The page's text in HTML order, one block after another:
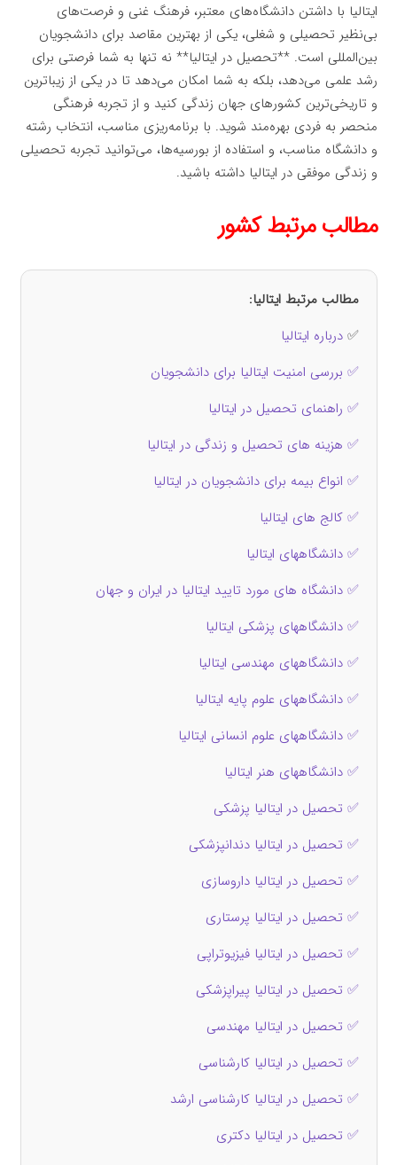
ایتالیا با داشتن دانشگاه‌های معتبر، فرهنگ غنی و فرصت‌های
بی‌نظیر تحصیلی و شغلی، یکی از بهترین مقاصد برای دانشجویان
بین‌المللی است. **تحصیل در ایتالیا** نه تنها به شما فرصتی برای
رشد علمی می‌دهد، بلکه به شما امکان می‌دهد تا در یکی از زیباترین
و تاریخی‌ترین کشورهای جهان زندگی کنید و از تجربه فرهنگی
منحصر به فردی بهره‌مند شوید. با برنامه‌ریزی مناسب، انتخاب رشته
و دانشگاه مناسب، و استفاده از بورسیه‌ها، می‌توانید تجربه تحصیلی
و زندگی موفقی در ایتالیا داشته باشید.
مطالب مرتبط کشور
مطالب مرتبط ایتالیا:
✅درباره ایتالیا
✅ بررسی امنیت ایتالیا برای دانشجویان
✅ راهنمای تحصیل در ایتالیا
✅ هزینه‌ های تحصیل و زندگی در ایتالیا
✅ انواع بیمه برای دانشجویان در ایتالیا
✅ کالج های ایتالیا
✅ دانشگاههای ایتالیا
✅ دانشگاه های مورد تایید ایتالیا در ایران و جهان
✅ دانشگاههای پزشکی ایتالیا
✅ دانشگاههای مهندسی ایتالیا
✅ دانشگاههای علوم پایه ایتالیا
✅ دانشگاههای علوم انسانی ایتالیا
✅ دانشگاههای هنر ایتالیا
✅ تحصیل در ایتالیا پزشکی
✅ تحصیل در ایتالیا دندانپزشکی
✅ تحصیل در ایتالیا داروسازی
✅ تحصیل در ایتالیا پرستاری
✅ تحصیل در ایتالیا فیزیوتراپی
✅ تحصیل در ایتالیا پیراپزشکی
✅ تحصیل در ایتالیا مهندسی
✅ تحصیل در ایتالیا کارشناسی
✅ تحصیل در ایتالیا کارشناسی ارشد
✅ تحصیل در ایتالیا دکتری